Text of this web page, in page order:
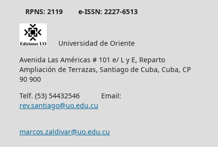
RPNS: 2119 e-ISSN: 2227-6513
Universidad de Oriente
Avenida Las Américas # 101 e/ L y E, Reparto
Ampliación de Terrazas, Santiago de Cuba, Cuba, CP
90 900
Telf. (53) 54432546 Email:
rev.santiago@uo.edu.cu
marcos.zaldivar@uo.edu.cu